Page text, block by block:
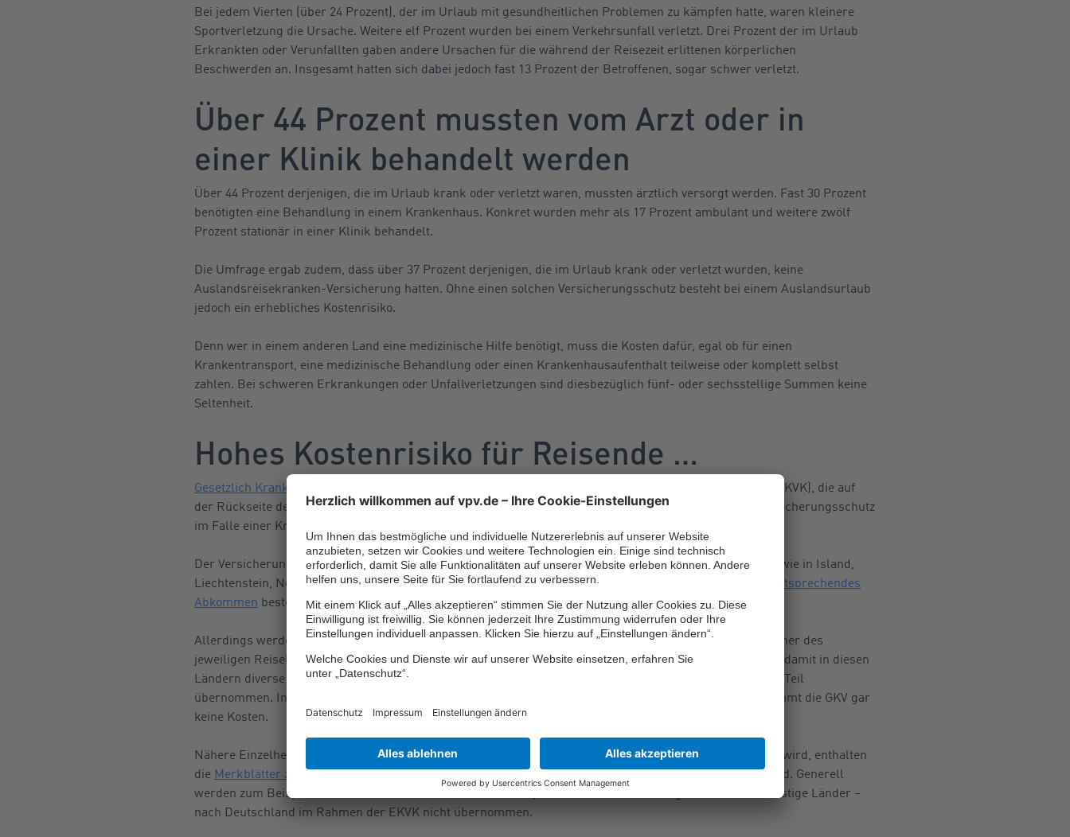
Bei jedem Vierten (über 24 Prozent), der im Urlaub mit gesundheitlichen Problemen zu kämpfen hatte, waren kleinere
Sportverletzung die Ursache. Weitere elf Prozent wurden bei einem Verkehrsunfall verletzt. Drei Prozent der im Urlaub
Erkrankten oder Verunfallten gaben andere Ursachen für die während der Reisezeit erlittenen körperlichen
Beschwerden an. Insgesamt hatten sich dabei jedoch fast 13 Prozent der Betroffenen, sogar schwer verletzt.
Über 44 Prozent mussten vom Arzt oder in
einer Klinik behandelt werden
Über 44 Prozent derjenigen, die im Urlaub krank oder verletzt waren, mussten ärztlich versorgt werden. Fast 30 Prozent
benötigten eine Behandlung in einem Krankenhaus. Konkret wurden mehr als 17 Prozent ambulant und weitere zwölf
Prozent stationär in einer Klinik behandelt.
Die Umfrage ergab zudem, dass über 37 Prozent derjenigen, die im Urlaub krank oder verletzt wurden, keine
Auslandsreisekranken-Versicherung hatten. Ohne einen solchen Versicherungsschutz besteht bei einem Auslandsurlaub
jedoch ein erhebliches Kostenrisiko.
Denn wer in einem anderen Land eine medizinische Hilfe benötigt, muss die Kosten dafür, egal ob für einen
Krankentransport, eine medizinische Behandlung oder einen Krankenhausaufenthalt teilweise oder komplett selbst
zahlen. Bei schweren Erkrankungen oder Unfallverletzungen sind diesbezüglich fünf- oder sechsstellige Summen keine
Seltenheit.
Hohes Kostenrisiko für Reisende …
Gesetzlich Krankenversicherte
(EKVK), die auf
der Rückseite der
elektronischen Gesundheitskartezu finden ist, in einigen Ländern einen gewissen Versicherungsschutz
im Falle einer Krankheit oder eines Unfalles.
Der Versicherungsschutz über die EKVK gilt im Detail in den 27 Ländern derEuropäischen Union(EU) sowie in Island,
Liechtenstein, Norwegen, Mazedonien, Montenegro, Serbien, der Schweiz und in Staaten, mit denen ein
entsprechendes
Abkommen besteht, wie in der Türkei und in Tunesien.
Allerdings werden hier maximal die Kosten übernommen, die ein gesetzlich krankenversicherter Einwohner des
jeweiligen Reiselandes nach den dortigen geltenden Rechtsvorschriften erhalten würde. Konkret werden damit in diesen
Ländern diverse medizinisch notwendige Kosten von der deutschen GKV für Reisende nicht oder nur zum Teil
übernommen. In allen anderen Reiseländern, wie den USA, Kanada, Australien, China oder Kenia übernimmt die GKV gar
keine Kosten.
Nähere Einzelheiten, was bei einem Unfall oder einer Erkrankung im Ausland von der GKV übernommen wird, enthalten
die Merkblätter zu den verschiedenen Ländern, die imWebportal des GKV-Spitzenverbandesabrufbar sind. Generell
werden zum Beispiel die Kosten für einen Krankenrücktransport aus dem Ausland – egal ob EU oder sonstige Länder –
nach Deutschland im Rahmen der EKVK nicht übernommen.